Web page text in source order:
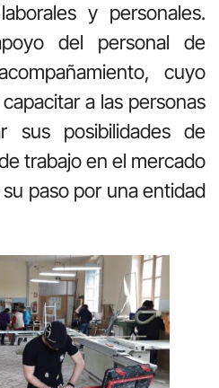
y personales.
del personal de
cuyo
a las personas
sus posibilidades de
trabajo en el mercado
paso por una entidad